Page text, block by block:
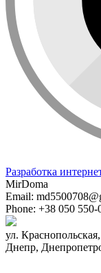
Разработка
MirDoma
Email:
Phone: +38 050 550-
ул.
Днепр,